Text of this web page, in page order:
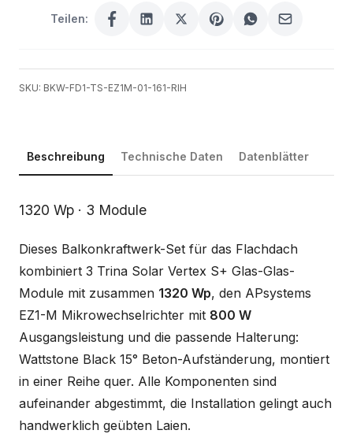
Teilen:
SKU: BKW-FD1-TS-EZ1M-01-161-RIH
Beschreibung Technische Daten Datenblätter
Beschreibung
1320 Wp · 3 Module
Dieses Balkonkraftwerk-Set für das Flachdach
kombiniert 3 Trina Solar Vertex S+ Glas-Glas-
Module mit zusammen 1320 Wp, den APsystems
EZ1-M Mikrowechselrichter mit 800 W
Ausgangsleistung und die passende Halterung:
Wattstone Black 15° Beton-Aufständerung, montiert
in einer Reihe quer. Alle Komponenten sind
aufeinander abgestimmt, die Installation gelingt auch
handwerklich geübten Laien.